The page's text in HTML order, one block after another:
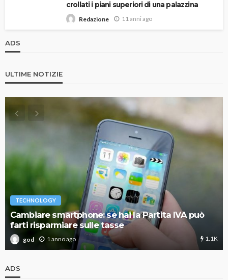
crollati i piani superiori di una palazzina
Redazione 11 anni ago
ADS
ULTIME NOTIZIE
TECHNOLOGY
Cambiare smartphone: se hai la Partita IVA può
farti risparmiare sulle tasse
god 1 anno ago 1.1K
ADS